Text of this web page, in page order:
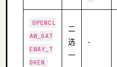
OPENCL
AW_GAT
EWAY_T
OKEN
二
选
一
-